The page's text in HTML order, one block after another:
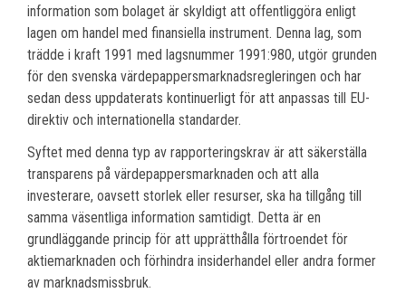
information som bolaget är skyldigt att offentliggöra enligt
lagen om handel med finansiella instrument. Denna lag, som
trädde i kraft 1991 med lagsnummer 1991:980, utgör grunden
för den svenska värdepappersmarknadsregleringen och har
sedan dess uppdaterats kontinuerligt för att anpassas till EU-
direktiv och internationella standarder.
Syftet med denna typ av rapporteringskrav är att säkerställa
transparens på värdepappersmarknaden och att alla
investerare, oavsett storlek eller resurser, ska ha tillgång till
samma väsentliga information samtidigt. Detta är en
grundläggande princip för att upprätthålla förtroendet för
aktiemarknaden och förhindra insiderhandel eller andra former
av marknadsmissbruk.